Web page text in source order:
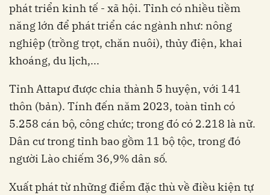
phát triển kinh tế - xã hội. Tỉnh có nhiều tiềm
năng lớn để phát triển các ngành như: nông
nghiệp (trồng trọt, chăn nuôi), thủy điện, khai
khoáng, du lịch,...
Tỉnh Attapư được chia thành 5 huyện, với 141
thôn (bản). Tính đến năm 2023, toàn tỉnh có
5.258 cán bộ, công chức; trong đó có 2.218 là nữ.
Dân cư trong tỉnh bao gồm 11 bộ tộc, trong đó
người Lào chiếm 36,9% dân số.
Xuất phát từ những điểm đặc thù về điều kiện tự